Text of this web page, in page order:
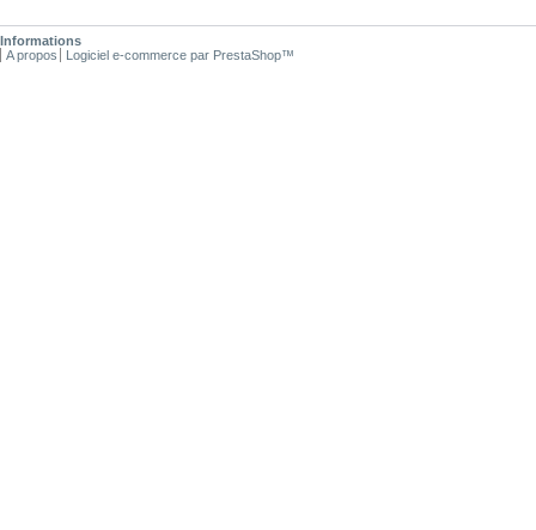
Informations
A propos
Logiciel e-commerce par PrestaShop™